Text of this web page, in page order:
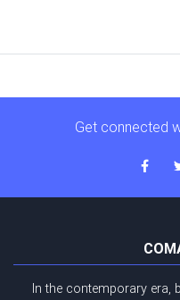
Get connected
In the contemporary era,